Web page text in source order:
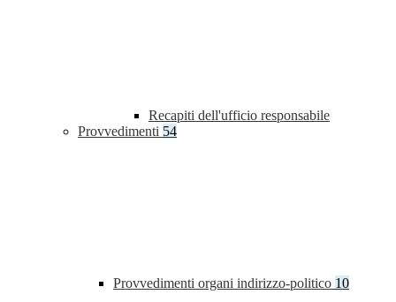
Recapiti dell'ufficio responsabile
Provvedimenti 54
Provvedimenti organi indirizzo-politico 10